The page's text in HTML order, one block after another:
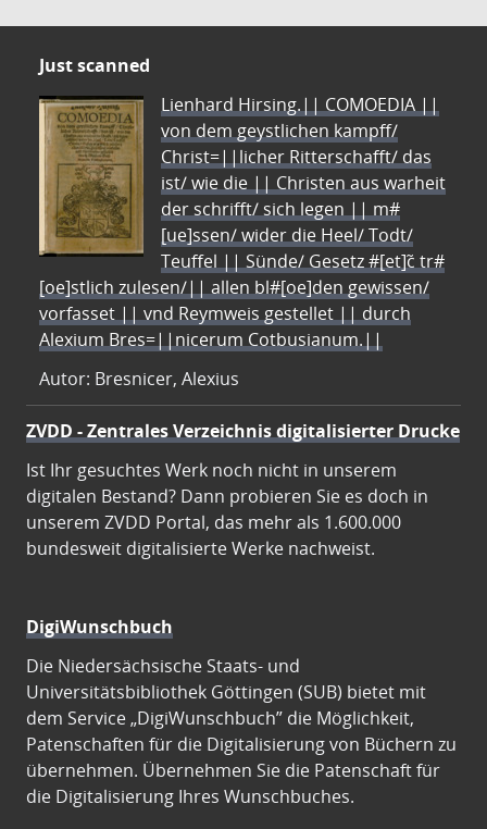
Just scanned
Lienhard Hirsing.|| COMOEDIA ||
von dem geystlichen kampff/
Christ=||licher Ritterschafft/ das
ist/ wie die || Christen aus warheit
der schrifft/ sich legen || m#
[ue]ssen/ wider die Heel/ Todt/
Teuffel || Sünde/ Gesetz #[et]c̃ tr#
[oe]stlich zulesen/|| allen bl#[oe]den gewissen/
vorfasset || vnd Reymweis gestellet || durch
Alexium Bres=||nicerum Cotbusianum.||
Autor: Bresnicer, Alexius
ZVDD - Zentrales Verzeichnis digitalisierter Drucke
Ist Ihr gesuchtes Werk noch nicht in unserem
digitalen Bestand? Dann probieren Sie es doch in
unserem ZVDD Portal, das mehr als 1.600.000
bundesweit digitalisierte Werke nachweist.
DigiWunschbuch
Die Niedersächsische Staats- und
Universitätsbibliothek Göttingen (SUB) bietet mit
dem Service „DigiWunschbuch” die Möglichkeit,
Patenschaften für die Digitalisierung von Büchern zu
übernehmen. Übernehmen Sie die Patenschaft für
die Digitalisierung Ihres Wunschbuches.